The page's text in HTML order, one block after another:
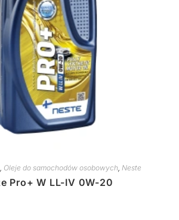
Oleje do samochodów osobowych, Neste
Pro+ W LL-IV 0W-20